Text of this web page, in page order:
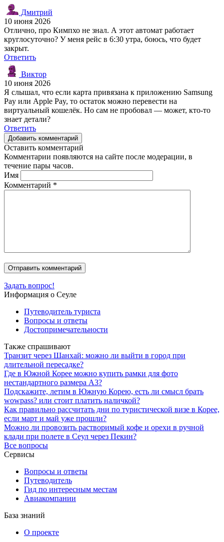
Дмитрий
10 июня 2026
Отлично, про Кимпхо не знал. А этот автомат работает
круглосуточно? У меня рейс в 6:30 утра, боюсь, что будет
закрыт.
Ответить
Виктор
10 июня 2026
Я слышал, что если карта привязана к приложению Samsung
Pay или Apple Pay, то остаток можно перевести на
виртуальный кошелёк. Но сам не пробовал — может, кто-то
знает детали?
Ответить
Добавить комментарий
Оставить комментарий
Комментарии появляются на сайте после модерации, в
течение пары часов.
Имя
Комментарий *
Задать вопрос!
Информация о Сеуле
Путеводитель туриста
Вопросы и ответы
Достопримечательности
Также спрашивают
Транзит через Шанхай: можно ли выйти в город при
длительной пересадке?
Где в Южной Корее можно купить рамки для фото
нестандартного размера А3?
Подскажите, летим в Южную Корею, есть ли смысл брать
wowpass? или стоит платить наличкой?
Как правильно рассчитать дни по туристической визе в Корее,
если март и май уже прошли?
Можно ли провозить растворимый кофе и орехи в ручной
клади при полете в Сеул через Пекин?
Все вопросы
Сервисы
Вопросы и ответы
Путеводитель
Гид по интересным местам
Авиакомпании
База знаний
О проекте